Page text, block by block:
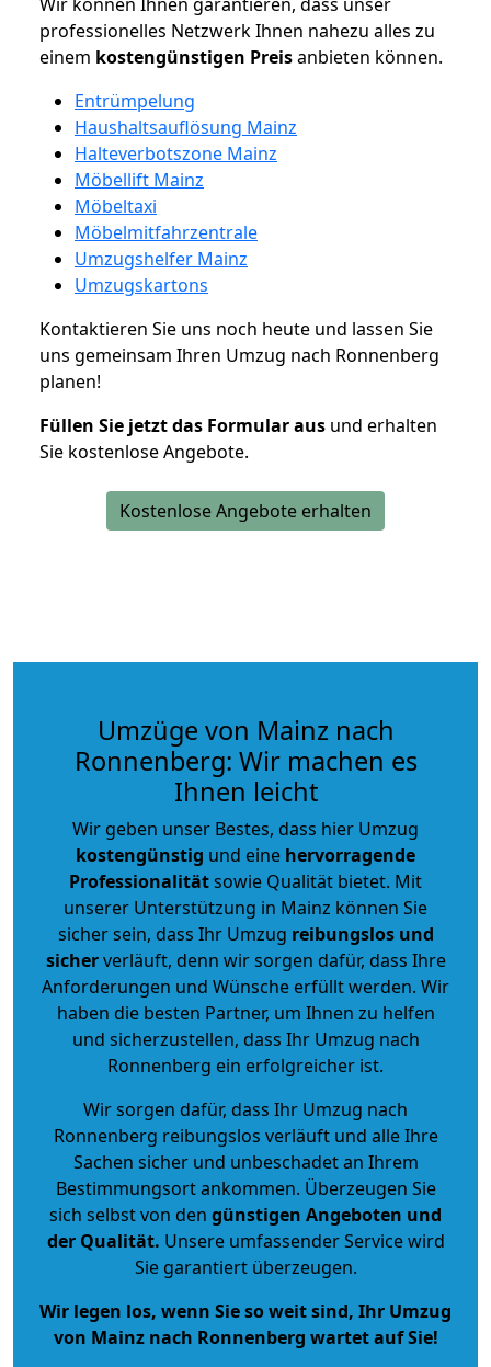
professionelles Netzwerk Ihnen nahezu alles zu
einem kostengünstigen Preisanbieten können.
Entrümpelung
Haushaltsauflösung Mainz
Halteverbotszone Mainz
Möbellift Mainz
Möbeltaxi
Möbelmitfahrzentrale
Umzugshelfer Mainz
Umzugskartons
Kontaktieren Sie uns noch heute und lassen Sie
uns gemeinsam Ihren Umzug nach Ronnenberg
planen!
Füllen Sie jetzt das Formular aus und erhalten
Sie kostenlose Angebote.
Kostenlose Angebote erhalten
Umzüge von Mainz nach
Ronnenberg: Wir machen es
Ihnen leicht
Wir geben unser Bestes, dass hier Umzug
kostengünstig und eine hervorragende
Professionalitätsowie Qualität bietet. Mit
unserer Unterstützung in Mainz können Sie
sicher sein, dass Ihr Umzug reibungslos und
sicherverläuft, denn wir sorgen dafür, dass Ihre
Anforderungen und Wünsche erfüllt werden. Wir
haben die besten Partner, um Ihnen zu helfen
und sicherzustellen, dass Ihr Umzug nach
Ronnenberg ein erfolgreicher ist.
Wir sorgen dafür, dass Ihr Umzug nach
Ronnenberg reibungslos verläuft und alle Ihre
Sachen sicher und unbeschadet an Ihrem
Bestimmungsort ankommen. Überzeugen Sie
sich selbst von den günstigen Angeboten und
der Qualität. Unsere umfassender Service wird
Sie garantiert überzeugen.
Wir legen los, wenn Sie so weit sind, Ihr Umzug
von Mainz nach Ronnenberg wartet auf Sie!